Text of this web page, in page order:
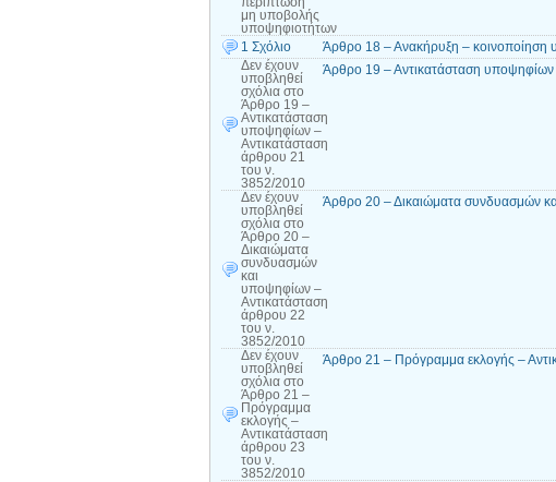
μη υποβολής
υποψηφιοτήτων
1 Σχόλιο
Άρθρο 18 – Ανακήρυξη – κοινοποίηση
Δεν έχουν
υποβληθεί
σχόλια στο
Άρθρο 19 –
Αντικατάσταση
υποψηφίων –
Αντικατάσταση
άρθρου 21
του ν.
3852/2010
Άρθρο 19 – Αντικατάσταση
Δεν έχουν
υποβληθεί
σχόλια στο
Άρθρο 20 –
Δικαιώματα
συνδυασμών
και
υποψηφίων –
Αντικατάσταση
άρθρου 22
του ν.
3852/2010
Άρθρο 20 – Δικαιώματα συνδυασμών
Δεν έχουν
υποβληθεί
σχόλια στο
Άρθρο 21 –
Πρόγραμμα
εκλογής –
Αντικατάσταση
άρθρου 23
του ν.
3852/2010
Άρθρο 21 – Πρόγραμμα εκλογής –